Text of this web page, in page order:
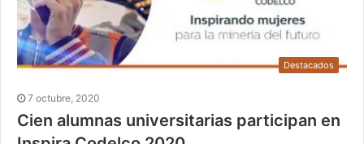
Destacados
7 octubre, 2020
Cien alumnas universitarias participan en